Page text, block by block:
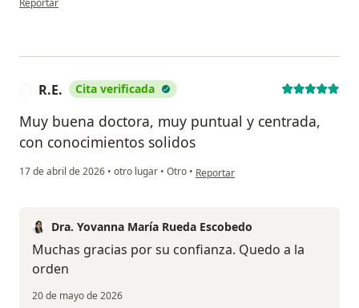
Reportar
R.E. Cita verificada
Muy buena doctora, muy puntual y centrada,
con conocimientos solidos
17 de abril de 2026 • otro lugar • Otro • en opinión del usuario R.E.
Reportar
Dra. Yovanna María Rueda Escobedo
Muchas gracias por su confianza. Quedo a la
orden
20 de mayo de 2026